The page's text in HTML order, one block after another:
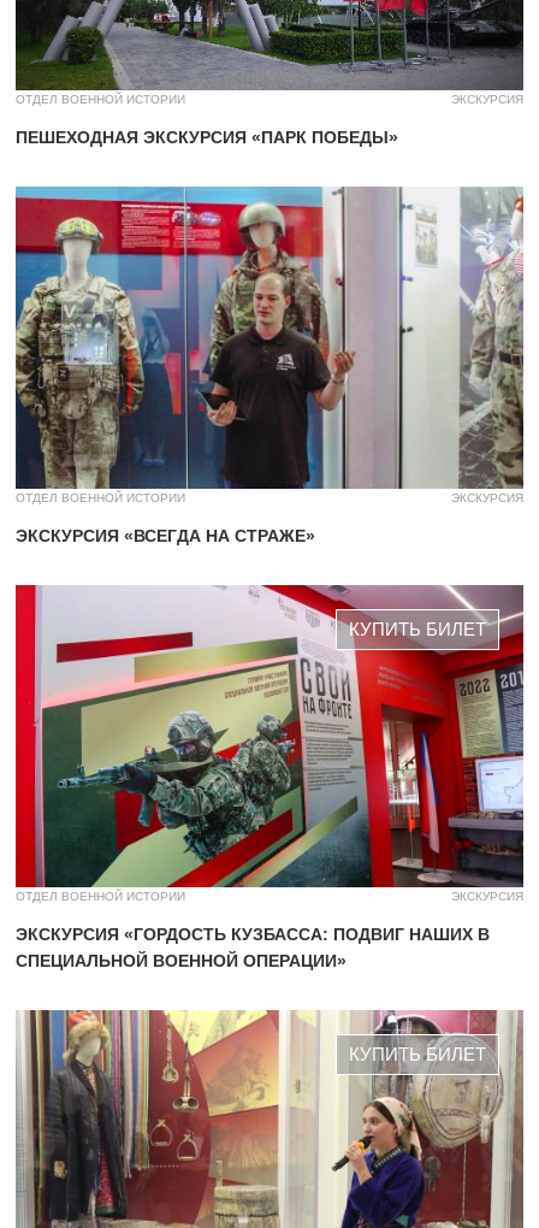
ОТДЕЛ ВОЕННОЙ ИСТОРИИ ЭКСКУРСИЯ
ПЕШЕХОДНАЯ ЭКСКУРСИЯ «ПАРК ПОБЕДЫ»
ОТДЕЛ ВОЕННОЙ ИСТОРИИ ЭКСКУРСИЯ
ЭКСКУРСИЯ «ВСЕГДА НА СТРАЖЕ»
ОТДЕЛ ВОЕННОЙ ИСТОРИИ ЭКСКУРСИЯ
ЭКСКУРСИЯ «ГОРДОСТЬ КУЗБАССА: ПОДВИГ НАШИХ В
СПЕЦИАЛЬНОЙ ВОЕННОЙ ОПЕРАЦИИ»
КУПИТЬ БИЛЕТ
КУПИТЬ БИЛЕТ